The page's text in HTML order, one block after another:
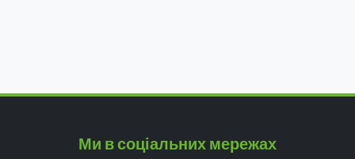
Ми в соціальних мережах